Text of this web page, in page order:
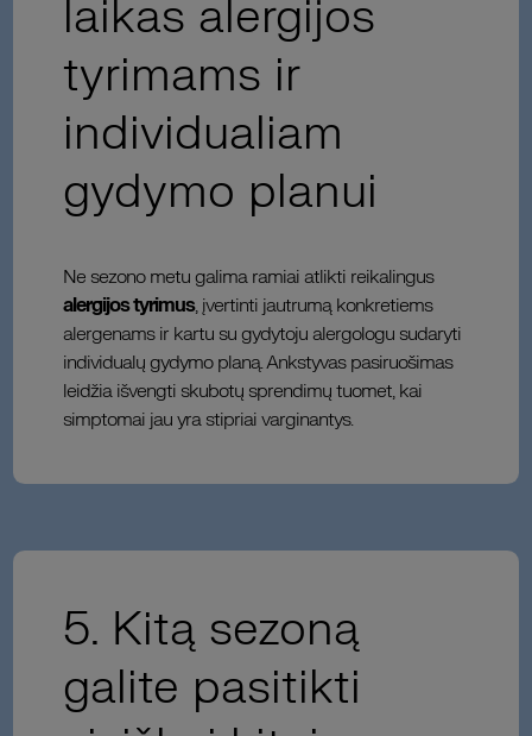
laikas alergijos
tyrimams ir
individualiam
gydymo planui
Ne sezono metu galima ramiai atlikti reikalingus
alergijos tyrimus, įvertinti jautrumą konkretiems
alergenams ir kartu su gydytoju alergologu sudaryti
individualų gydymo planą. Ankstyvas pasiruošimas
leidžia išvengti skubotų sprendimų tuomet, kai
simptomai jau yra stipriai varginantys.
5. Kitą sezoną
galite pasitikti